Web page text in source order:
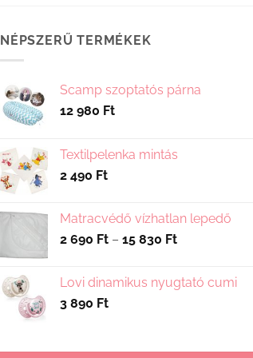
van.
A
változatok
a
termékoldalon
ki
NÉPSZERŰ TERMÉKEK
Scamp szoptatós párna
12 980 Ft
Textilpelenka mintás
2 490 Ft
Matracvédő vízhatlan lepedő
2 690 Ft – 15 830 FtÁrtartomány:
-
Lovi dinamikus nyugtató cumi
3 890 Ft